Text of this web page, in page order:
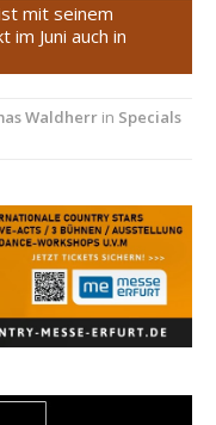
Shaboozey im Fokus
Hillbillies
mit seinem
Juni auch in
Waldherr in Specials